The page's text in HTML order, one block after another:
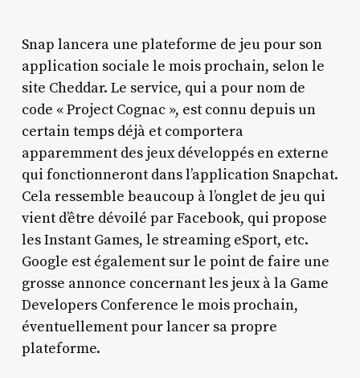
Snap lancera une plateforme de jeu pour son
application sociale le mois prochain, selon le
site Cheddar. Le service, qui a pour nom de
code « Project Cognac », est connu depuis un
certain temps déjà et comportera
apparemment des jeux développés en externe
qui fonctionneront dans l’application Snapchat.
Cela ressemble beaucoup à l’onglet de jeu qui
vient d’être dévoilé par Facebook, qui propose
les Instant Games, le streaming eSport, etc.
Google est également sur le point de faire une
grosse annonce concernant les jeux à la Game
Developers Conference le mois prochain,
éventuellement pour lancer sa propre
plateforme.